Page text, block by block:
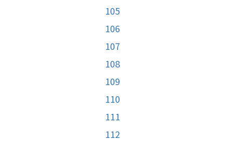
105
106
107
108
109
110
111
112